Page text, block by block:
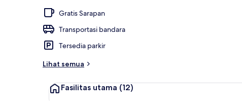
Gratis Sarapan
Transportasi bandara
Tersedia parkir
Lihat semua
Fasilitas utama (12)